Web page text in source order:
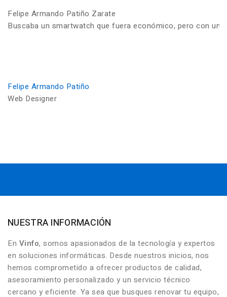
Felipe Armando Patiño Zarate
Buscaba un smartwatch que fuera económico, pero con
Felipe Armando Patiño
Web Designer
NUESTRA INFORMACIÓN
En Vinfo, somos apasionados de la tecnología y expertos
en soluciones informáticas. Desde nuestros inicios, nos
hemos comprometido a ofrecer productos de calidad,
asesoramiento personalizado y un servicio técnico
cercano y eficiente. Ya sea que busques renovar tu equipo,